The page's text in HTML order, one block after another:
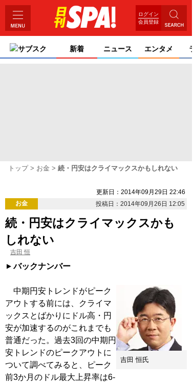
ログイン
会員登録
サブスク 新着 ニュース エンタメ
トップ お金 続・円安はクライマックスかもしれない
更新日：2014年09月29日 22:46
お金
投稿日：2014年09月26日 12:05
続・円安はクライマックスかも
しれない
吉田 恒
バックナンバー
吉田 恒氏
中期円安トレンドがピーク
アウトする前には、クライマ
ックスとばかりにドル高・円
安が加速するのがこれまでも
普通だった。過去3回の中期円
安トレンドのピークアウトに
ついて調べてみると、ピーク
前3か月のドル最大上昇率は6‐